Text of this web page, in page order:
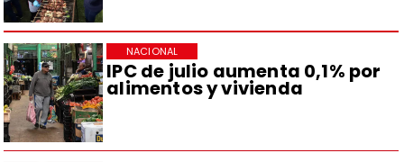
IPC de julio aumenta 0,1% por
alimentos y vivienda
NACIONAL